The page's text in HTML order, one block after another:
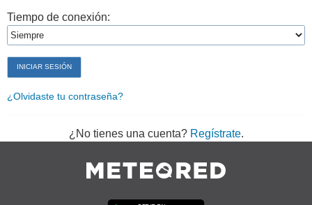
Tiempo de conexión:
¿Olvidaste tu contraseña?
¿No tienes una cuenta? Regístrate.